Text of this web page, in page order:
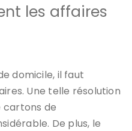
les affaires
domicile, il faut
Une telle résolution
cartons de
De plus, le